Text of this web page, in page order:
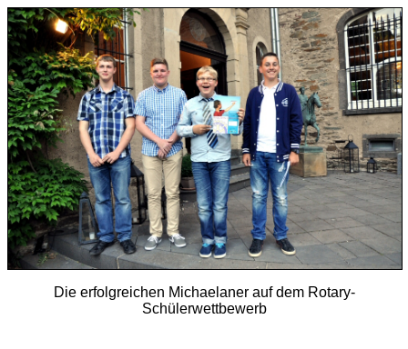
Die erfolgreichen Michaelaner auf dem Rotary-
Schülerwettbewerb